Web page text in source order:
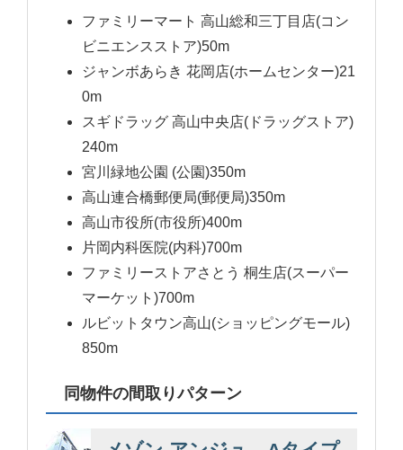
ファミリーマート 高山総和三丁目店(コン
ビニエンスストア)50m
ジャンボあらき 花岡店(ホームセンター)21
0m
スギドラッグ 高山中央店(ドラッグストア)
240m
宮川緑地公園 (公園)350m
高山連合橋郵便局(郵便局)350m
高山市役所(市役所)400m
片岡内科医院(内科)700m
ファミリーストアさとう 桐生店(スーパー
マーケット)700m
ルビットタウン高山(ショッピングモール)
850m
同物件の間取りパターン